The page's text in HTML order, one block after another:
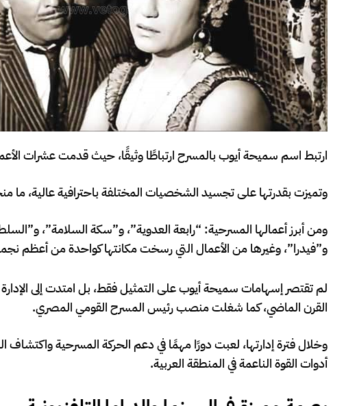
ارتبط اسم سميحة أيوب بالمسرح ارتباطًا وثيقًا، حيث قدمت عشرات
وتميزت بقدرتها على تجسيد الشخصيات المختلفة باحترافية عالية، ما
ومن أبرز أعمالها المسرحية: “رابعة العدوية”، و”سكة السلامة”،
و”فيدرا”، وغيرها من الأعمال التي رسخت مكانتها كواحدة من أعظم
لم تقتصر إسهامات سميحة أيوب على التمثيل فقط، بل امتدت إلى
القرن الماضي، كما شغلت منصب رئيس المسرح القومي المصري.
وخلال فترة إدارتها، لعبت دورًا مهمًا في دعم الحركة المسرحية
أدوات القوة الناعمة في المنطقة العربية.